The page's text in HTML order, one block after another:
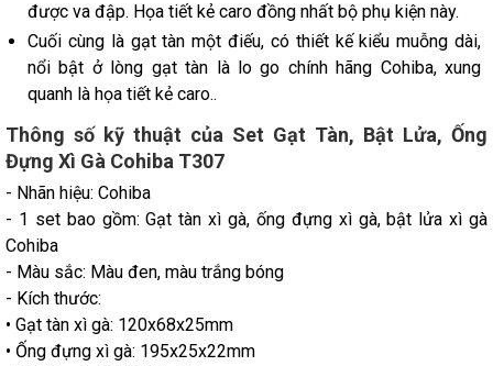
được va đập. Họa tiết kẻ caro đồng nhất bộ phụ kiện này.
Cuối cùng là gạt tàn một điếu, có thiết kế kiểu muỗng dài,
nổi bật ở lòng gạt tàn là lo go chính hãng Cohiba, xung
quanh là họa tiết kẻ caro..
Thông số kỹ thuật của Set Gạt Tàn, Bật Lửa, Ống
Đựng Xì Gà Cohiba T307
- Nhãn hiệu: Cohiba
- 1 set bao gồm: Gạt tàn xì gà, ống đựng xì gà, bật lửa xì gà
Cohiba
- Màu sắc: Màu đen, màu trắng bóng
- Kích thước:
• Gạt tàn xì gà: 120x68x25mm
• Ống đựng xì gà: 195x25x22mm